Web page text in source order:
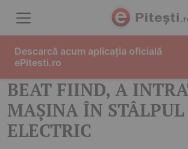
BEAT FIIND, A
MAŞINA ÎN STÂLPUL
ELECTRIC
Descarcă acum aplicația oficială
ePitesti.ro